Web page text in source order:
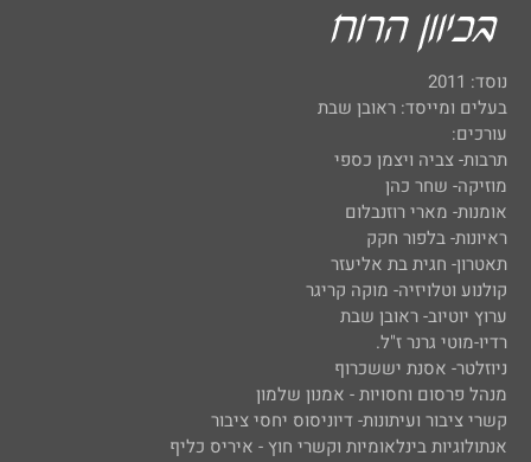
נוסד: 2011
בעלים ומייסד: ראובן שבת
עורכים:
תרבות- צביה ויצמן כספי
מוזיקה- שחר כהן
אומנות- מארי רוזנבלום
ראיונות- בלפור חקק
תאטרון- חגית בת אליעזר
קולנוע וטלויזיה- מוקה קריגר
ערוץ יוטיוב- ראובן שבת
רדיו-מוטי גרנר ז"ל.
ניוזלטר- אסנת יששכרוף
מנהל פרסום וחסויות - אמנון שלמון
קשרי ציבור ועיתונות- דיוניסוס יחסי ציבור
אנתולוגיות בינלאומיות וקשרי חוץ - איריס כליף